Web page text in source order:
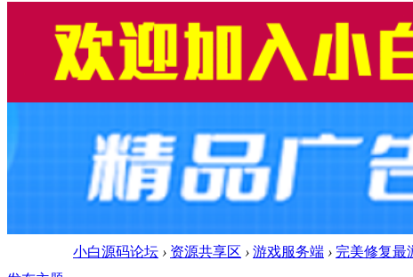
小白源码论坛 › 资源共享区 › 游戏服务端 › 完美修复最